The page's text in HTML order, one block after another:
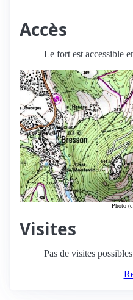
Accès
Le fort est accessible
Photo
Visites
Pas de visites